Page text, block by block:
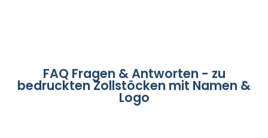
FAQ Fragen & Antworten - zu
bedruckten Zollstöcken mit Namen &
Logo